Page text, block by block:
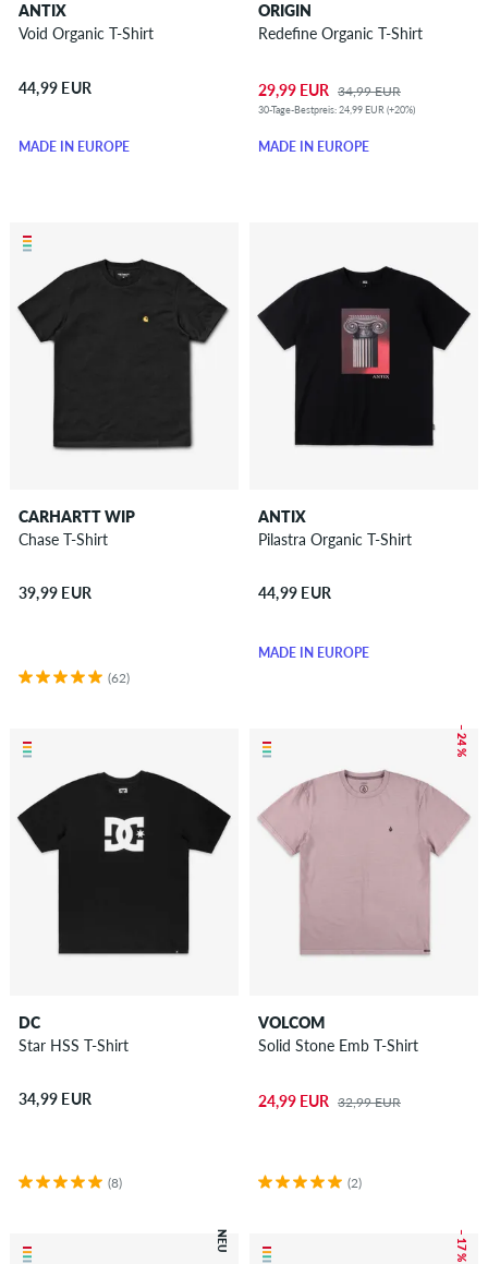
ANTIX
Void Organic T-Shirt
44,99 EUR
MADE IN EUROPE
ORIGIN
Redefine Organic T-Shirt
29,99 EUR 34,99 EUR
30-Tage-Bestpreis: 24,99 EUR (+20%)
MADE IN EUROPE
CARHARTT WIP
Chase T-Shirt
39,99 EUR
(62)
ANTIX
Pilastra Organic T-Shirt
44,99 EUR
MADE IN EUROPE
DC
Star HSS T-Shirt
34,99 EUR
(8)
– 24 %
VOLCOM
Solid Stone Emb T-Shirt
24,99 EUR 32,99 EUR
(2)
NEU – 17 %